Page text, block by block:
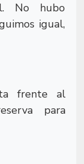
No hubo
igual,
frente al
para